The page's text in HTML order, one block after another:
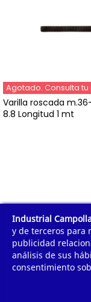
Agotado. Consulta tu
Varilla roscada
8.8 Longitud 1 mt
Mostrar todo
Industrial
y de terceros para
publicidad
análisis de sus
consentimiento